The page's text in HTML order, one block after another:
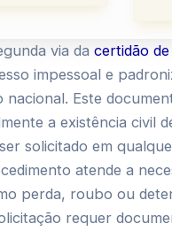
via da certidão
impessoal e
Este
a existência civil
solicitado em
atende a
perda, roubo ou
requer